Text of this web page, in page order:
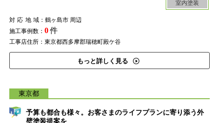
室内塗装
対応地域：鶴ヶ島市 周辺
施工事例数： 0件
工事店住所：東京都西多摩郡瑞穂町殿ケ谷
もっと詳しく見る
東京都
予算も都合も様々。お客さまのライフプランに寄り添う外
壁塗装提案を